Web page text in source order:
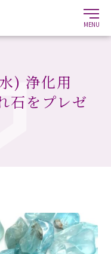
MENU
) 浄化用
石をプレゼ